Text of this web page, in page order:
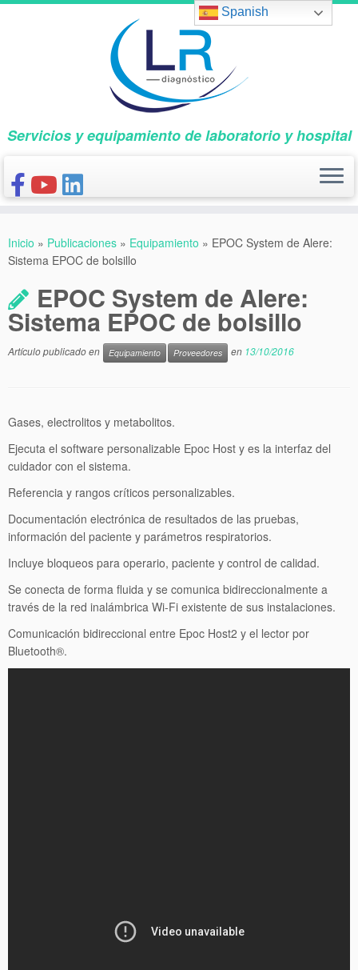
Saltar
Servicios y equipamiento de laboratorio y hospital
CONÓCENOS
PUBLICACIONES
Inicio » Publicaciones » Equipamiento » EPOC System de Alere:
Sistema EPOC de bolsillo
EPOC System de Alere:
Sistema EPOC de bolsillo
Artículo publicado en Equipamiento Proveedores en 13/10/2016
Gases, electrolitos y metabolitos.
Ejecuta el software personalizable Epoc Host y es la interfaz del
cuidador con el sistema.
Referencia y rangos críticos personalizables.
Documentación electrónica de resultados de las pruebas,
información del paciente y parámetros respiratorios.
Incluye bloqueos para operario, paciente y control de calidad.
Se conecta de forma fluida y se comunica bidireccionalmente a
través de la red inalámbrica Wi-Fi existente de sus instalaciones.
Comunicación bidireccional entre Epoc Host2 y el lector por
Bluetooth®.
Spanish